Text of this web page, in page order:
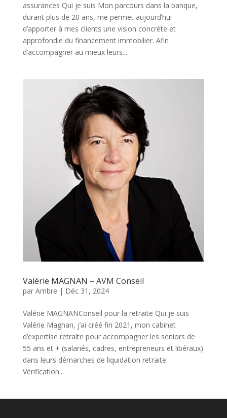
assurances Qui je suis Mon parcours dans la banque,
durant plus de 20 ans, me permet aujourd’hui
d’apporter à mes clients une vision concrète et
approfondie du financement immobilier. Afin
d’accompagner au mieux leurs...
Valérie MAGNAN – AVM Conseil
par Ambre | Déc 31, 2024
Valérie MAGNANConseil pour la retraite Qui je suis
Valérie Magnan, j’ai créé fin 2021, mon cabinet
d’expertise retraite pour accompagner les seniors de
55 ans et + (salariés, cadres, entrepreneurs et libéraux)
dans leurs démarches de liquidation retraite.
Vérification...